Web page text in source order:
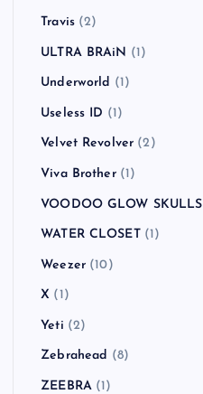
Travis(2)
ULTRA BRAiN (1)
Underworld (1)
Useless ID (1)
Velvet Revolver (2)
Viva Brother(1)
VOODOO GLOW SKULLS
WATER CLOSET(1)
Weezer(10)
X (1)
Yeti (2)
Zebrahead (8)
ZEEBRA(1)